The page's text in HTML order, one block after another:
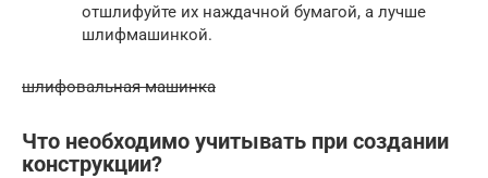
отшлифуйте их наждачной бумагой, а лучше
шлифмашинкой.
шлифовальная машинка
Что необходимо учитывать при создании
конструкции?